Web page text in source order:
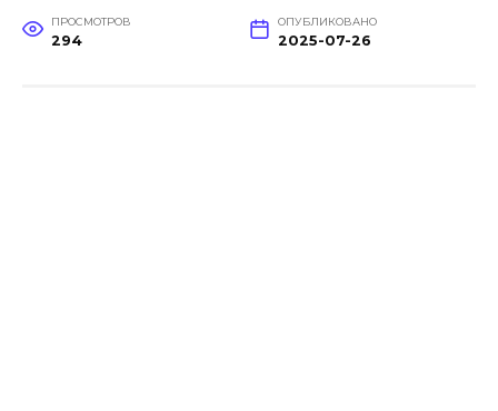
ПРОСМОТРОВ
294
ОПУБЛИКОВАНО
2025-07-26